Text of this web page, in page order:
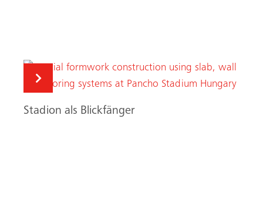
Stadion als Blickfänger